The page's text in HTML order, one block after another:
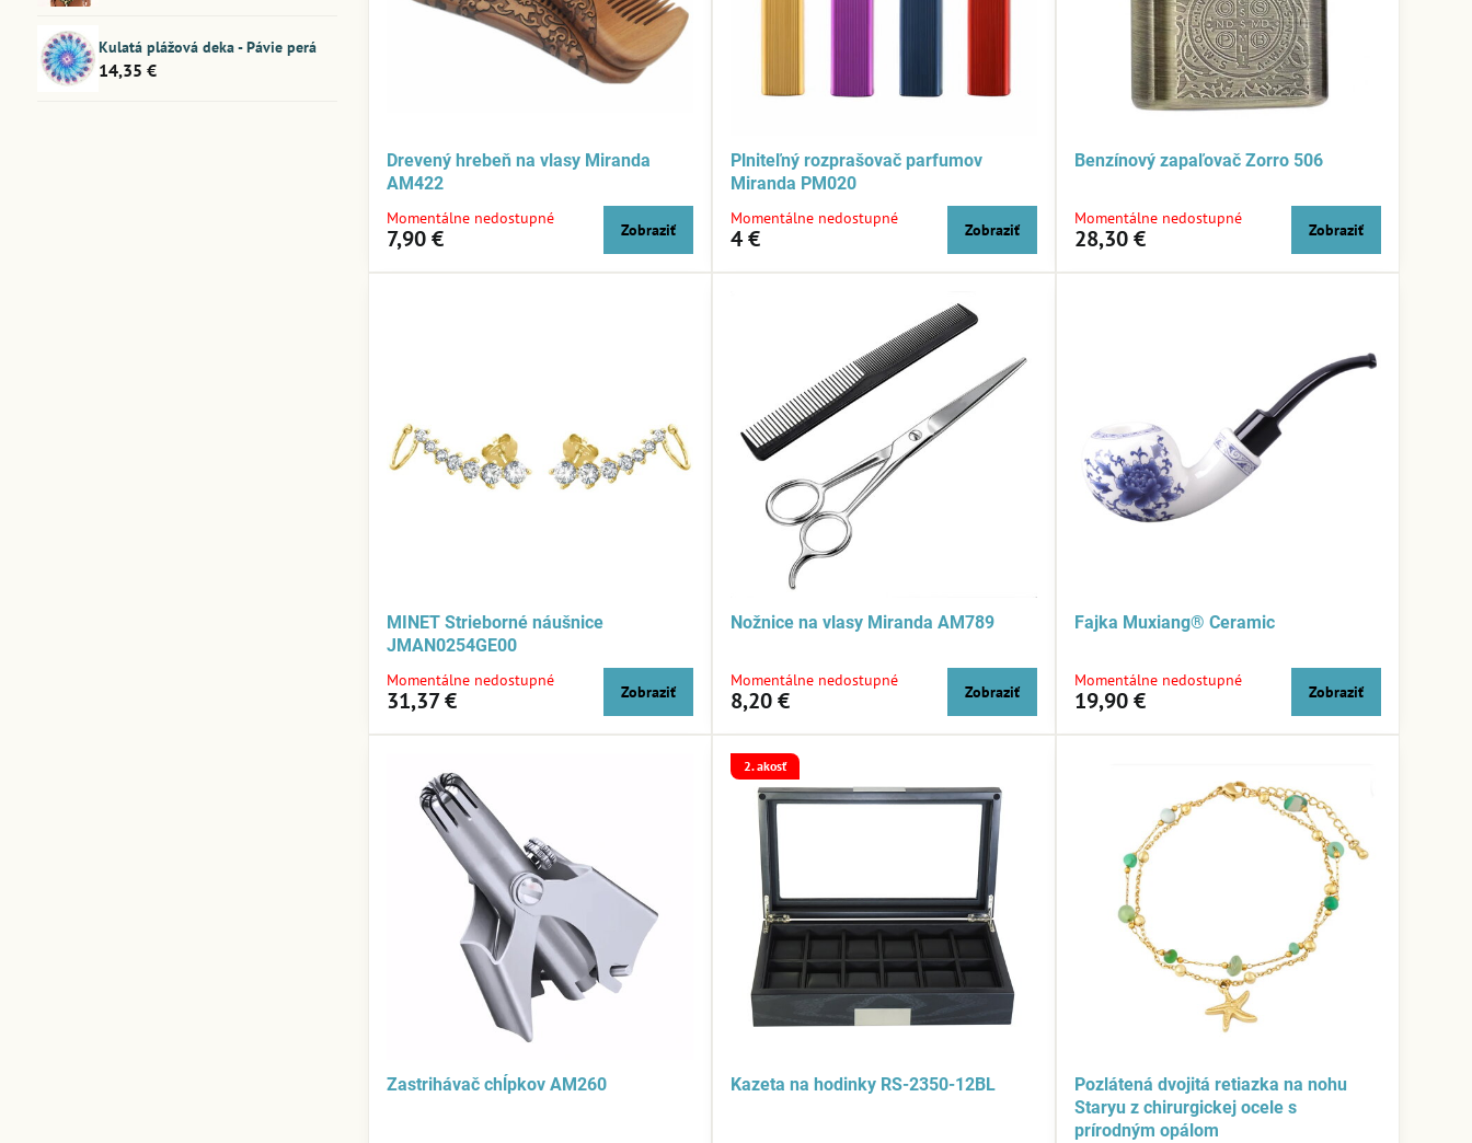
Drevený hrebeň na vlasy Miranda
AM422
Momentálne nedostupné
7,90 € Zobraziť
Plniteľný rozprašovač parfumov
Miranda PM020
Momentálne nedostupné
4 € Zobraziť
Benzínový zapaľovač Zorro 506
Momentálne nedostupné
28,30 € Zobraziť
MINET Strieborné náušnice
JMAN0254GE00
Momentálne nedostupné
31,37 € Zobraziť
Nožnice na vlasy Miranda AM789
Momentálne nedostupné
8,20 € Zobraziť
Fajka Muxiang® Ceramic
Momentálne nedostupné
19,90 € Zobraziť
Zastrihávač chĺpkov AM260
2. akosť
Kazeta na hodinky RS-2350-12BL
Pozlátená dvojitá retiazka na nohu
Staryu z chirurgickej ocele s
prírodným opálom
Kulatá plážová deka - Pávie perá
14,35 €